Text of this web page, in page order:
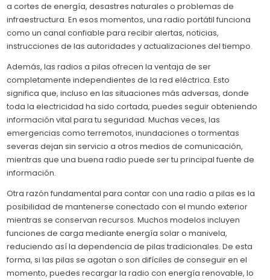
a cortes de energía, desastres naturales o problemas de
infraestructura. En esos momentos, una radio portátil funciona
como un canal confiable para recibir alertas, noticias,
instrucciones de las autoridades y actualizaciones del tiempo.
Además, las radios a pilas ofrecen la ventaja de ser
completamente independientes de la red eléctrica. Esto
significa que, incluso en las situaciones más adversas, donde
toda la electricidad ha sido cortada, puedes seguir obteniendo
información vital para tu seguridad. Muchas veces, las
emergencias como terremotos, inundaciones o tormentas
severas dejan sin servicio a otros medios de comunicación,
mientras que una buena radio puede ser tu principal fuente de
información.
Otra razón fundamental para contar con una radio a pilas es la
posibilidad de mantenerse conectado con el mundo exterior
mientras se conservan recursos. Muchos modelos incluyen
funciones de carga mediante energía solar o manivela,
reduciendo así la dependencia de pilas tradicionales. De esta
forma, si las pilas se agotan o son difíciles de conseguir en el
momento, puedes recargar la radio con energía renovable, lo